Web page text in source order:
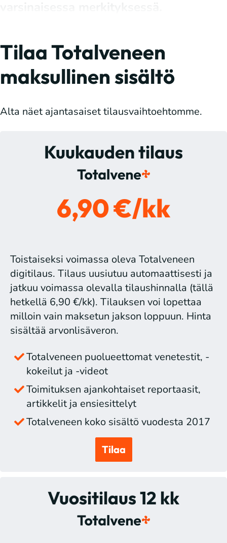
Tilaa Totalveneen
maksullinen sisältö
Alta näet ajantasaiset tilausvaihtoehtomme.
Kuukauden tilaus
6,90 €/kk
Toistaiseksi voimassa oleva Totalveneen
digitilaus. Tilaus uusiutuu automaattisesti ja
jatkuu voimassa olevalla tilaushinnalla (tällä
hetkellä 6,90 €/kk). Tilauksen voi lopettaa
milloin vain maksetun jakson loppuun. Hinta
sisältää arvonlisäveron.
Totalveneen puolueettomat venetestit, -
kokeilut ja -videot
Toimituksen ajankohtaiset reportaasit,
artikkelit ja ensiesittelyt
Totalveneen koko sisältö vuodesta 2017
Tilaa
Vuositilaus 12 kk